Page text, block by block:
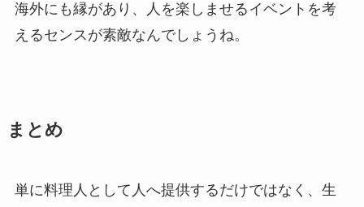
海外にも縁があり、人を楽しませるイベントを考
えるセンスが素敵なんでしょうね。
まとめ
単に料理人として人へ提供するだけではなく、生